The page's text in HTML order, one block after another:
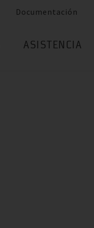
Documentación
ASISTENCIA